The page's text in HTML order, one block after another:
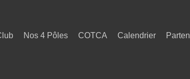
Nos 4 Pôles COTCA Calendrier